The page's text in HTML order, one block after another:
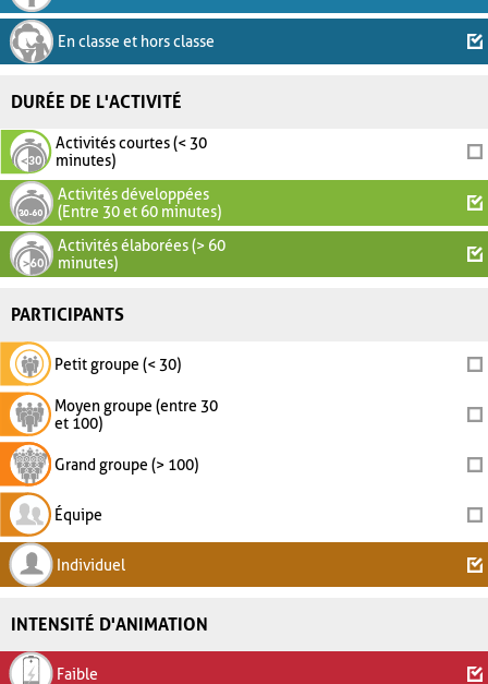
En classe et hors classe
DURÉE DE L'ACTIVITÉ
Activités courtes (< 30
minutes)
Activités développées
(Entre 30 et 60 minutes)
Activités élaborées (> 60
minutes)
PARTICIPANTS
Petit groupe (< 30)
Moyen groupe (entre 30
et 100)
Grand groupe (> 100)
Équipe
Individuel
INTENSITÉ D'ANIMATION
Faible